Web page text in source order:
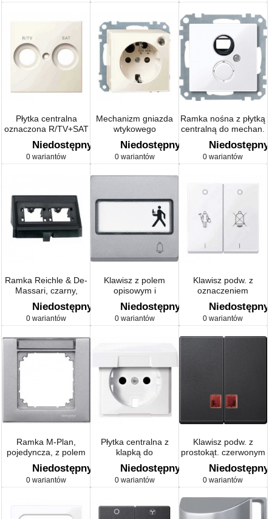
Płytka centralna
oznaczona R/TV+SAT
do gniazd
antenowych, B, P, Sys
M
Niedostępny
0 wariantów
Mechanizm gniazda
wtykowego
Niedostępny
0 wariantów
Ramka nośna z płytką
centralną do mechan.
Niedostępny
0 wariantów
Ramka Reichle & De-
Massari, czarny,
system M,
Artec/Antique
Niedostępny
0 wariantów
Klawisz z polem
opisowym i
oznaczeniem system
M
Niedostępny
0 wariantów
Klawisz podw. z
oznaczeniem
Niedostępny
0 wariantów
Ramka M-Plan,
pojedyncza, z polem
opisowym
Niedostępny
0 wariantów
Płytka centralna z
klapką do
mechanizmu gniazda
wtykowego Sys M
Niedostępny
0 wariantów
Klawisz podw. z
prostokąt. czerwonym
okienkiem sygnaliz.,
antracyt, Sys M
Niedostępny
0 wariantów